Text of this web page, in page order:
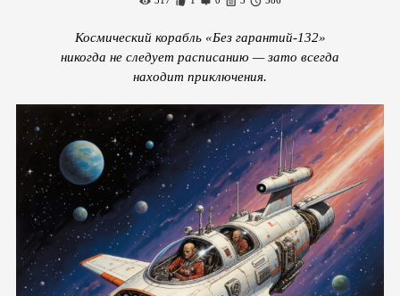
Космический корабль «Без гарантий‑132»
никогда не следует расписанию — зато всегда
находит приключения.